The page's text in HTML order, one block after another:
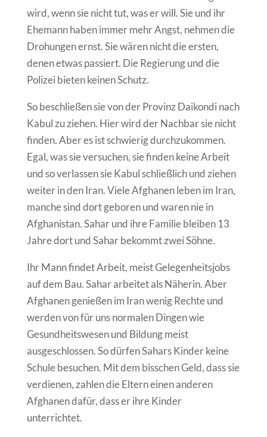
wird, wenn sie nicht tut, was er will. Sie und ihr
Ehemann haben immer mehr Angst, nehmen die
Drohungen ernst. Sie wären nicht die ersten,
denen etwas passiert. Die Regierung und die
Polizei bieten keinen Schutz.
So beschließen sie von der Provinz Daikondi nach
Kabul zu ziehen. Hier wird der Nachbar sie nicht
finden. Aber es ist schwierig durchzukommen.
Egal, was sie versuchen, sie finden keine Arbeit
und so verlassen sie Kabul schließlich und ziehen
weiter in den Iran. Viele Afghanen leben im Iran,
manche sind dort geboren und waren nie in
Afghanistan. Sahar und ihre Familie bleiben 13
Jahre dort und Sahar bekommt zwei Söhne.
Ihr Mann findet Arbeit, meist Gelegenheitsjobs
auf dem Bau. Sahar arbeitet als Näherin. Aber
Afghanen genießen im Iran wenig Rechte und
werden von für uns normalen Dingen wie
Gesundheitswesen und Bildung meist
ausgeschlossen. So dürfen Sahars Kinder keine
Schule besuchen. Mit dem bisschen Geld, dass sie
verdienen, zahlen die Eltern einen anderen
Afghanen dafür, dass er ihre Kinder
unterrichtet.